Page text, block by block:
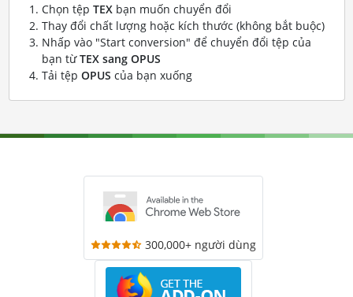
Chọn tệp TEXbạn muốn chuyển đổi
Thay đổi chất lượng hoặc kích thước (không bắt buộc)
Nhấp vào "Start conversion" để chuyển đổi tệp của
bạn từTEX sang OPUS
Tải tệp OPUS của bạn xuống
300,000+ người dùng